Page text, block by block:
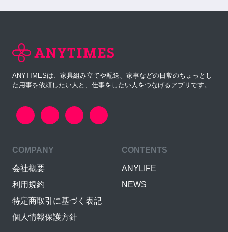
ANYTIMESは、家具組み立てや配送、家事などの日常のちょっとし
た用事を依頼したい人と、仕事をしたい人をつなげるアプリです。
COMPANY
会社概要
利用規約
特定商取引に基づく表記
個人情報保護方針
CONTENTS
ANYLIFE
NEWS